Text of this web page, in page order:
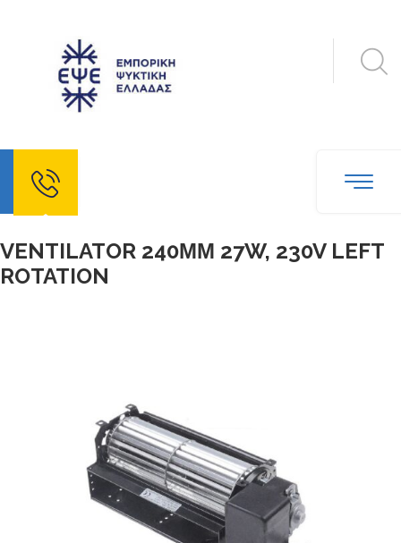
VENTILATOR 240ΜΜ 27W, 230V LEFT
ROTATION